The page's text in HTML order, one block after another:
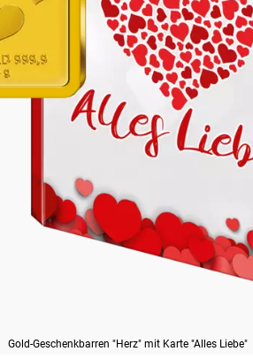
Gold-Geschenkbarren "Herz" mit Karte "Alles Liebe"